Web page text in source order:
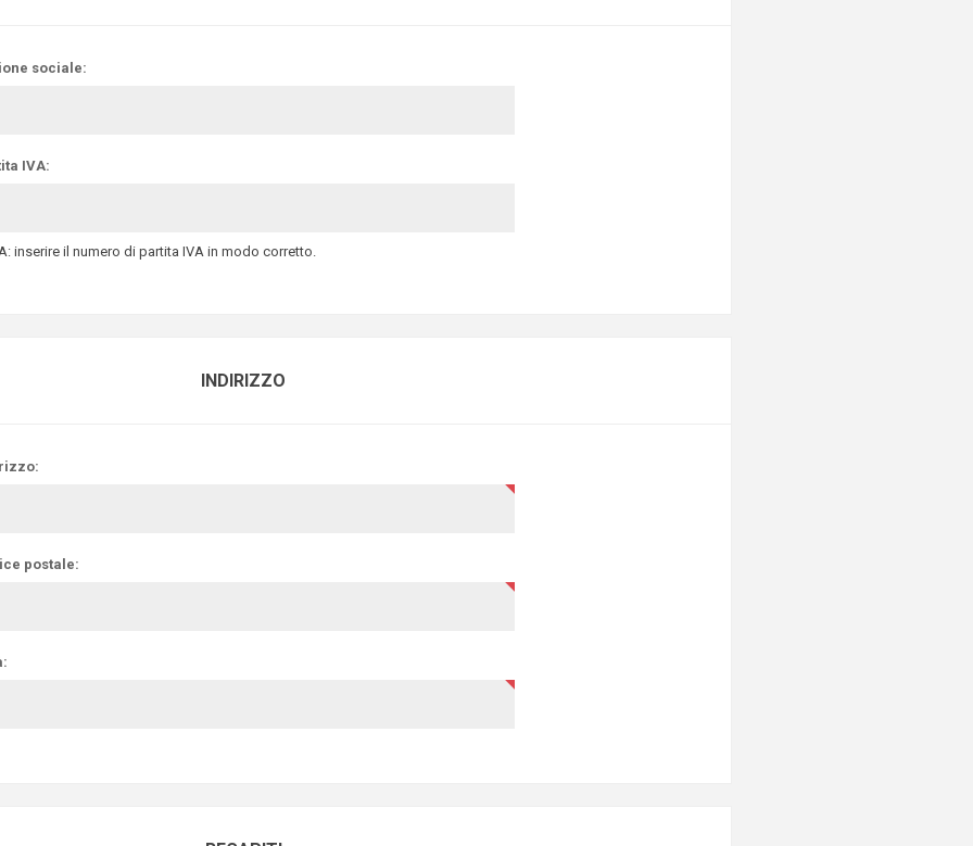
sociale:
IVA:
inserire il numero di partita IVA in modo corretto.
INDIRIZZO
postale: